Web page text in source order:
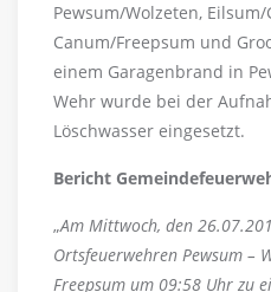
Pewsum/Wolzeten,
Canum/Freepsum und
einem Garagenbrand in
Wehr wurde bei der
Löschwasser eingesetzt.
Bericht
„Am Mittwoch, den
Ortsfeuerwehren Pewsum –
Freepsum um 09:58 Uhr zu